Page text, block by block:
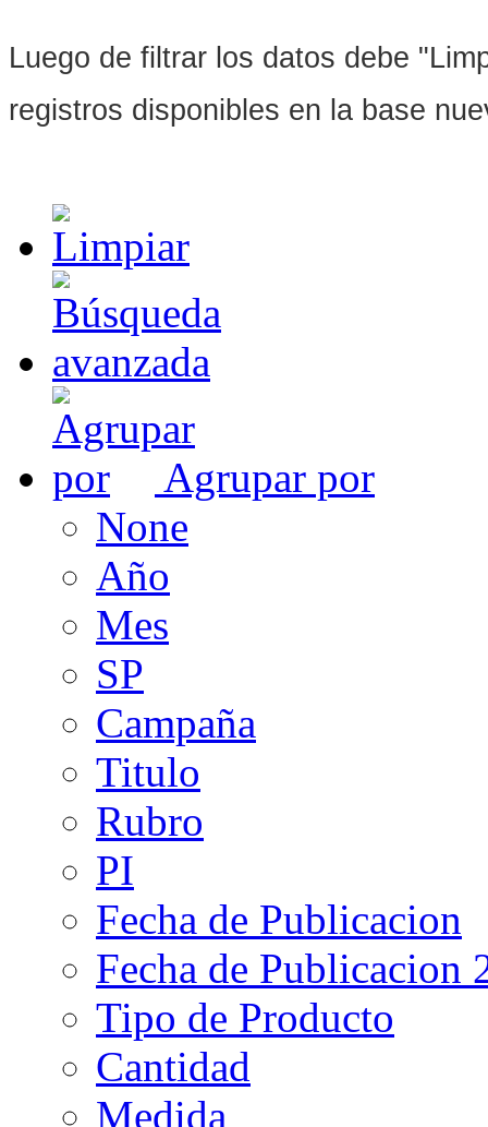
Luego de filtrar los datos debe
registros disponibles en la base
Agrupar por
None
Año
Mes
SP
Campaña
Titulo
Rubro
PI
Fecha de Publicacion
Fecha de Publicacion
Tipo de Producto
Cantidad
Medida